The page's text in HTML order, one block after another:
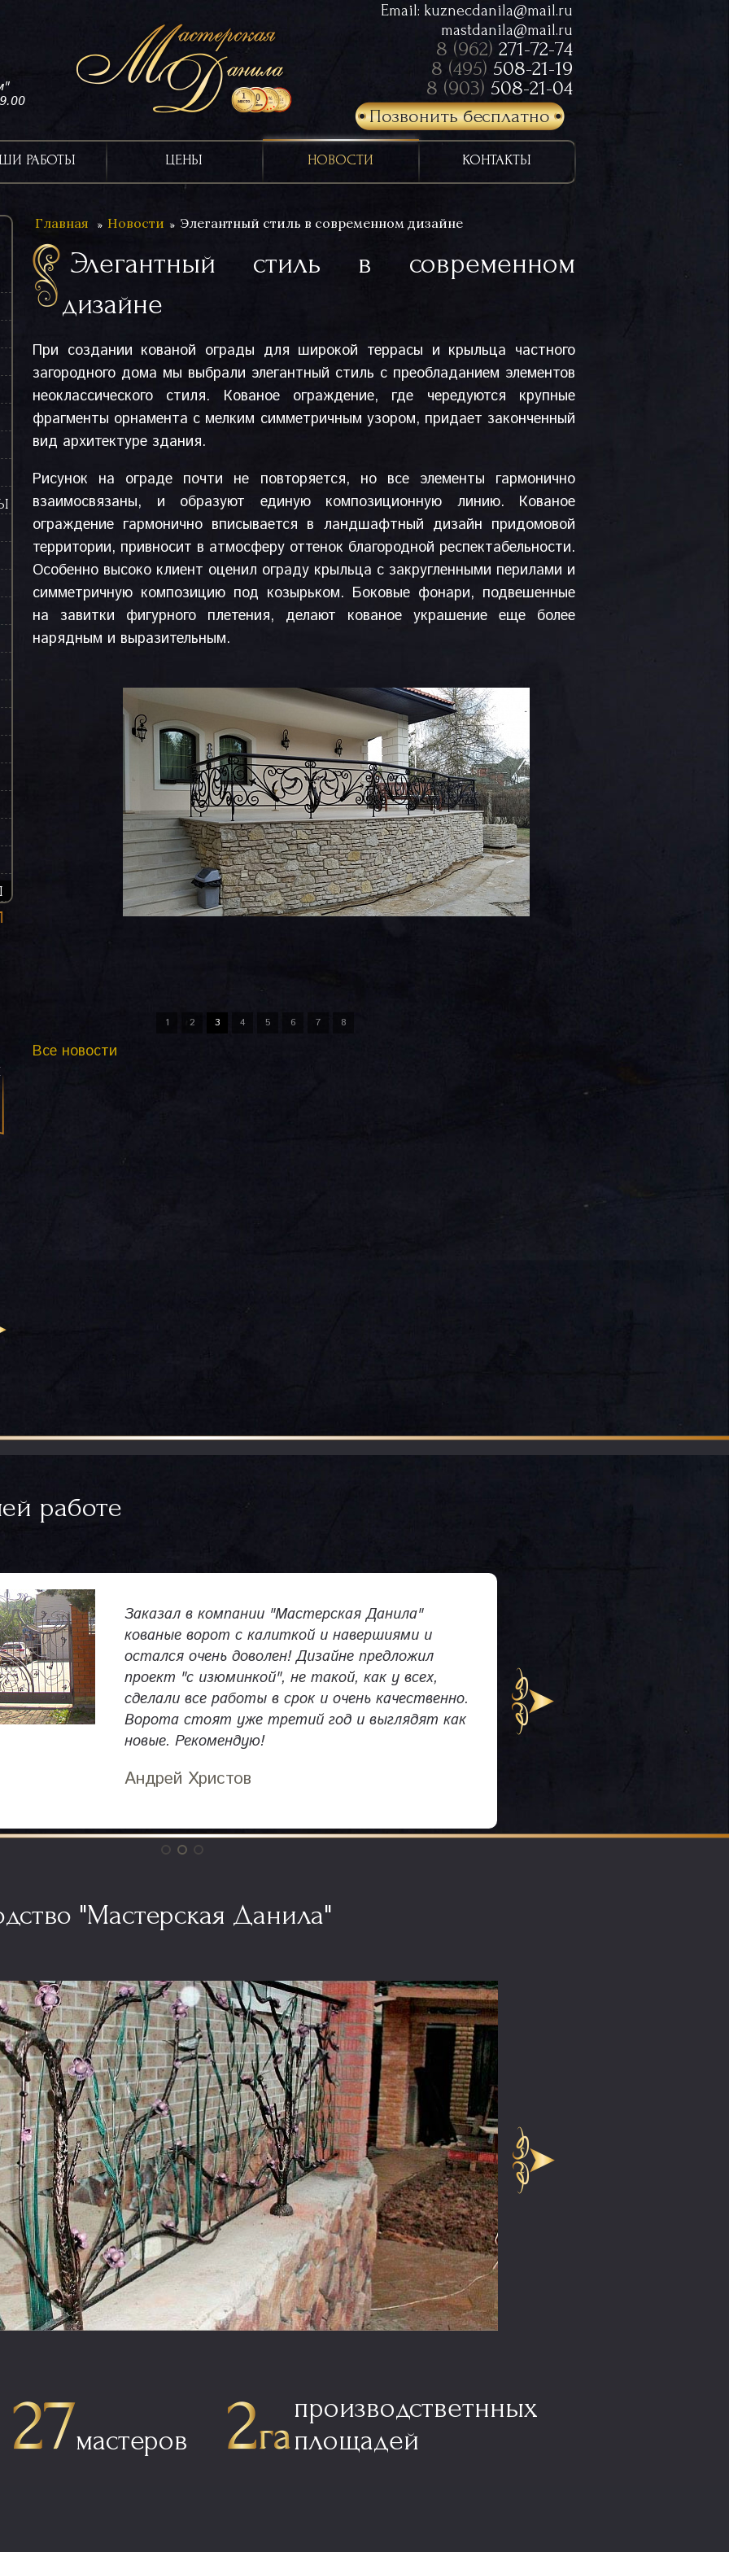
Email: kuznecdanila@mail.ru
mastdanila@mail.ru
8 (962) 271-72-74
8 (495) 508-21-19
8 (903) 508-21-04
Позвонить бесплатно
РАБОТЫ ЦЕНЫ НОВОСТИ КОНТАКТЫ
Главная Новости Элегантный стиль в современном дизайне
Элегантный стиль в современном
дизайне
При создании кованой ограды для широкой террасы и крыльца частного
загородного дома мы выбрали элегантный стиль с преобладанием элементов
неоклассического стиля. Кованое ограждение, где чередуются крупные
фрагменты орнамента с мелким симметричным узором, придает законченный
вид архитектуре здания.
Рисунок на ограде почти не повторяется, но все элементы гармонично
взаимосвязаны, и образуют единую композиционную линию. Кованое
ограждение гармонично вписывается в ландшафтный дизайн придомовой
территории, привносит в атмосферу оттенок благородной респектабельности.
Особенно высоко клиент оценил ограду крыльца с закругленными перилами и
симметричную композицию под козырьком. Боковые фонари, подвешенные
на завитки фигурного плетения, делают кованое украшение еще более
нарядным и выразительным.
1 2 3 4 5 6 7 8
Вcе новости
работе
Заказал в компании "Мастерская Данила"
кованые ворот с калиткой и навершиями и
остался очень доволен! Дизайне предложил
проект "с изюминкой", не такой, как у всех,
сделали все работы в срок и очень качественно.
Ворота стоят уже третий год и выглядят как
новые. Рекомендую!
Андрей Христов
"Мастерская Данила"
мастеров
производстветнных
площадей